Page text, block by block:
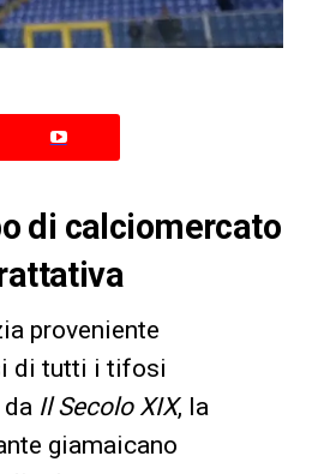
di calciomercato
proveniente
di tutti i tifosi
Il Secolo XIX, la
giamaicano